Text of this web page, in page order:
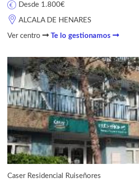
ALCALA DE HENARES
Desde 1.800€
Ver centro Te lo gestionamos
Caser Residencial Ruiseñores